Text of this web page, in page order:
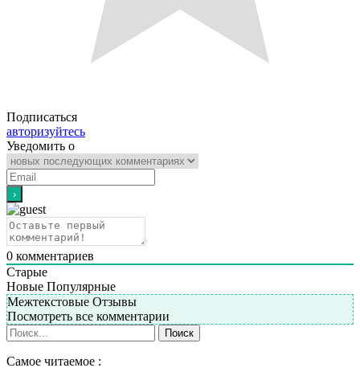
Подписаться
авторизуйтесь
Уведомить о
0 комментариев
Старые
Новые Популярные
Межтекстовые Отзывы
Посмотреть все комментарии
Самое читаемое :